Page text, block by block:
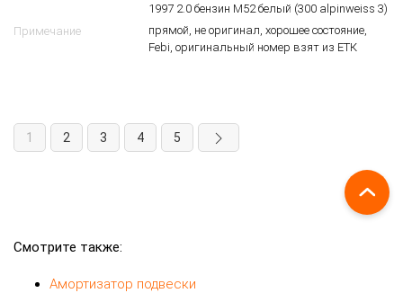
1997 2.0 бензин M52 белый (300 alpinweiss 3)
Примечание
прямой, не оригинал, хорошее состояние,
Febi, оригинальный номер взят из ЕТК
1 2 3 4 5
Смотрите также:
Амортизатор подвески